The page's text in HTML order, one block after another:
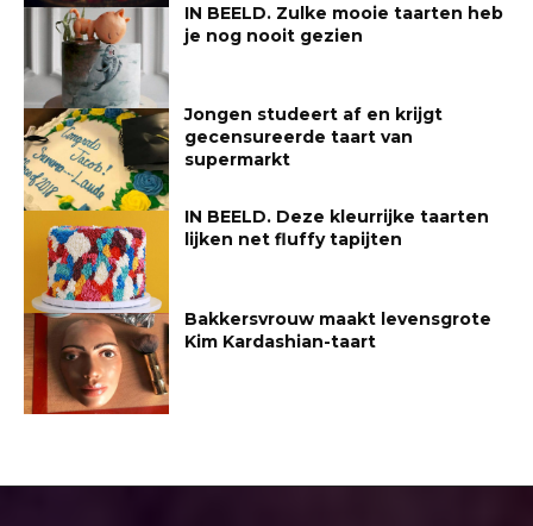
IN BEELD. Zulke mooie taarten heb
je nog nooit gezien
Jongen studeert af en krijgt
gecensureerde taart van
supermarkt
IN BEELD. Deze kleurrijke taarten
lijken net fluffy tapijten
Bakkersvrouw maakt levensgrote
Kim Kardashian-taart